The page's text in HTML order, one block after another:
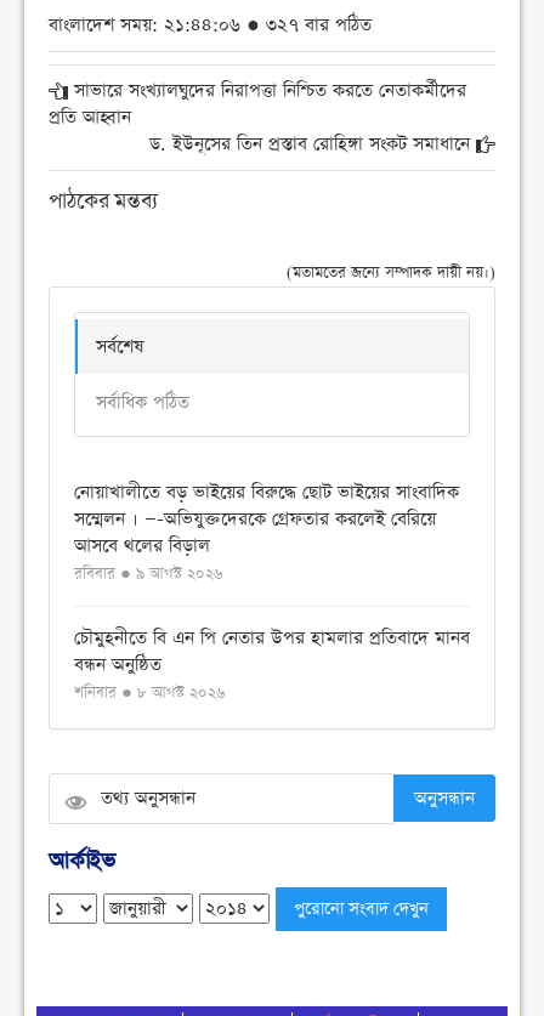
বাংলাদেশ সময়: ২১:৪৪:০৬ ● ৩২৭ বার পঠিত
সাভারে সংখ্যালঘুদের নিরাপত্তা নিশ্চিত করতে নেতাকর্মীদের
প্রতি আহ্বান
ড. ইউনূসের তিন প্রস্তাব রোহিঙ্গা সংকট সমাধানে
পাঠকের মন্তব্য
(মতামতের জন্যে সম্পাদক দায়ী নয়।)
সর্বশেষ
সর্বাধিক পঠিত
নোয়াখালীতে বড় ভাইয়ের বিরুদ্ধে ছোট ভাইয়ের সাংবাদিক
সম্মেলন । —-অভিযুক্তদেরকে গ্রেফতার করলেই বেরিয়ে
আসবে থলের বিড়াল
রবিবার ● ৯ আগস্ট ২০২৬
চৌমুহনীতে বি এন পি নেতার উপর হামলার প্রতিবাদে মানব
বন্ধন অনুষ্ঠিত
শনিবার ● ৮ আগস্ট ২০২৬
বিএনপি নেতার উপর হামলার প্রতিবাদে চৌমুহনীতে
বিক্ষোভ মিছিল অনুষ্ঠিত
শনিবার ● ৮ আগস্ট ২০২৬
অনুসন্ধান
আর্কাইভ